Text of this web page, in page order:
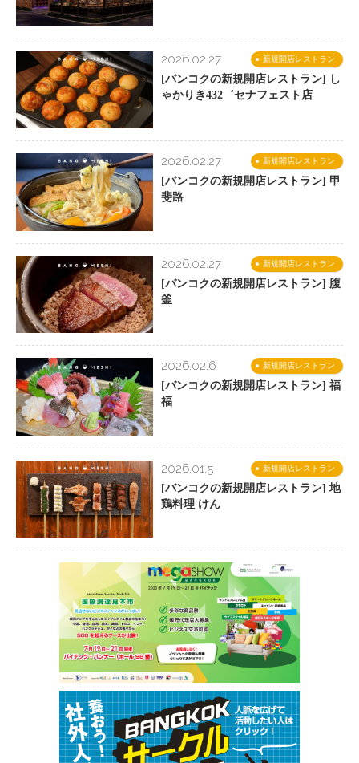
新規開店レストラン
2026.02.27
[バンコクの新規開店レストラン] し
ゃかりき432゛セナフェスト店
新規開店レストラン
2026.02.27
[バンコクの新規開店レストラン] 甲
斐路
新規開店レストラン
2026.02.27
[バンコクの新規開店レストラン] 腹
釜
新規開店レストラン
2026.02.6
[バンコクの新規開店レストラン] 福
福
新規開店レストラン
2026.01.5
[バンコクの新規開店レストラン] 地
鶏料理 けん